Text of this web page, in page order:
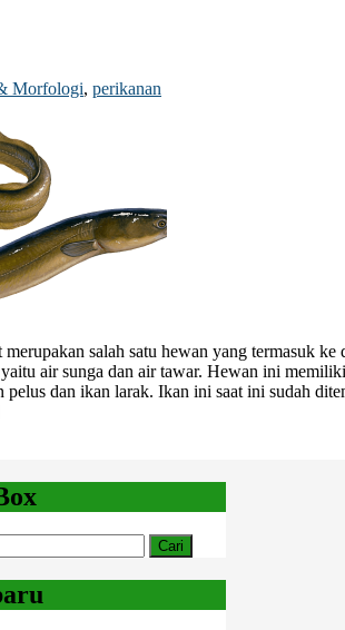
Morfologi, perikanan
salah satu hewan yang termasuk
air sunga dan air tawar. Hewan ini
dan ikan larak. Ikan ini saat ini sudah